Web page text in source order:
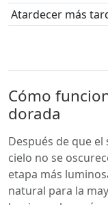
Atardecer más
Cómo
dorada
Después de que
cielo no se
etapa más
natural para la